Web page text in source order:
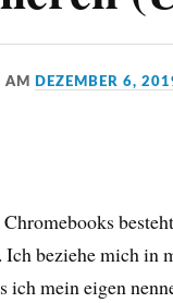
AM DEZEMBER 6,
beziehe mich in
ich mein eigen